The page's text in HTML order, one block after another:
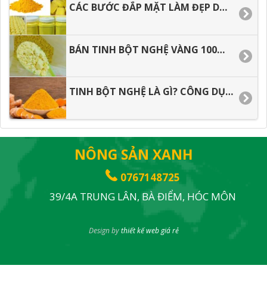
CÁC BƯỚC ĐẮP MẶT LÀM ĐẸP DA VỚI TÍNH BỘT NGHỆ
BÁN TINH BỘT NGHỆ VÀNG 100% NGUYÊN CHẤT KHÔNG PHA TRỘN
TINH BỘT NGHỆ LÀ GÌ? CÔNG DỤNG TINH BỘT NGHỆ
NÔNG SẢN XANH
0767148725
39/4A TRUNG LÂN, BÀ ĐIỂM, HÓC MÔN
Design bythiết kế web giá rẻ